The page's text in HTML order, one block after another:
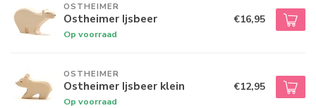
OSTHEIMER
Ostheimer Ijsbeer
Op voorraad
€16,95
OSTHEIMER
Ostheimer Ijsbeer klein
Op voorraad
€12,95